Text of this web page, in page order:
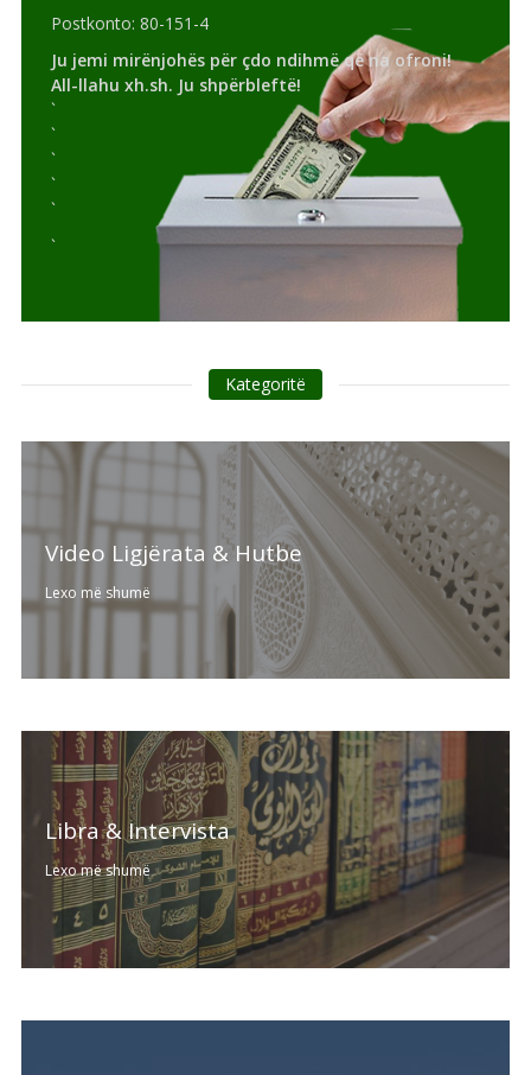
Postkonto: 80-151-4
Ju jemi mirënjohës për çdo ndihmë që na ofroni!
All-llahu xh.sh. Ju shpërbleftë!
`
`
`
`
`
`
Kategoritë
Video Ligjërata & Hutbe
Lexo më shumë
Libra & Intervista
Lexo më shumë